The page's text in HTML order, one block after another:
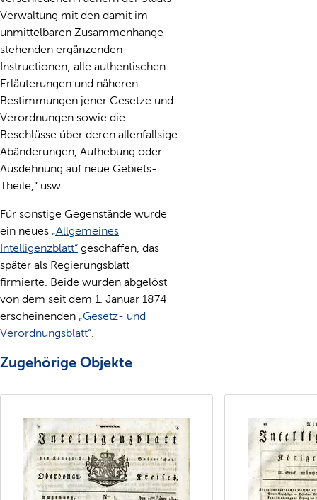
Verwaltung mit den damit im
unmittelbaren Zusammenhange
stehenden ergänzenden
Instructionen; alle authentischen
Erläuterungen und näheren
Bestimmungen jener Gesetze und
Verordnungen sowie die
Beschlüsse über deren allenfallsige
Abänderungen, Aufhebung oder
Ausdehnung auf neue Gebiets-
Theile,“ usw.
Für sonstige Gegenstände wurde
ein neues „Allgemeines
Intelligenzblatt“ geschaffen, das
später als Regierungsblatt
firmierte. Beide wurden abgelöst
von dem seit dem 1. Januar 1874
erscheinenden „Gesetz- und
Verordnungsblatt“
Zugehörige Objekte